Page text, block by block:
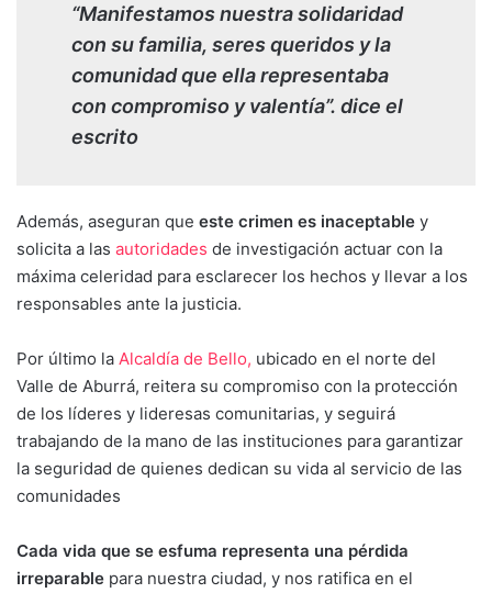
“Manifestamos nuestra solidaridad
con su familia, seres queridos y la
comunidad que ella representaba
con compromiso y valentía”. dice el
escrito
Además, aseguran que este crimen es inaceptable y
solicita a las autoridades de investigación actuar con la
máxima celeridad para esclarecer los hechos y llevar a los
responsables ante la justicia.
Por último la Alcaldía de Bello, ubicado en el norte del
Valle de Aburrá, reitera su compromiso con la protección
de los líderes y lideresas comunitarias, y seguirá
trabajando de la mano de las instituciones para garantizar
la seguridad de quienes dedican su vida al servicio de las
comunidades
Cada vida que se esfuma representa una pérdida
irreparable para nuestra ciudad, y nos ratifica en el